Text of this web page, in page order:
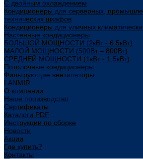
С двойным охлаждением
Кондиционеры для серверных,
технических шкафов
Кондиционеры для уличных
Настенные кондиционеры
БОЛЬШОЙ МОЩНОСТИ (2кВт - 6,5кВт)
МАЛОЙ МОЩНОСТИ (500Вт – 800Вт)
СРЕДНЕЙ МОЩНОСТИ (1кВт - 1,5кВт)
Потолочные кондиционеры
Фильтрующие вентиляторы
LANMIR
О компании
Наше производство
Сертификаты
Каталоги PDF
Инструкции по сборке
Новости
Акции
Где купить?
Контакты